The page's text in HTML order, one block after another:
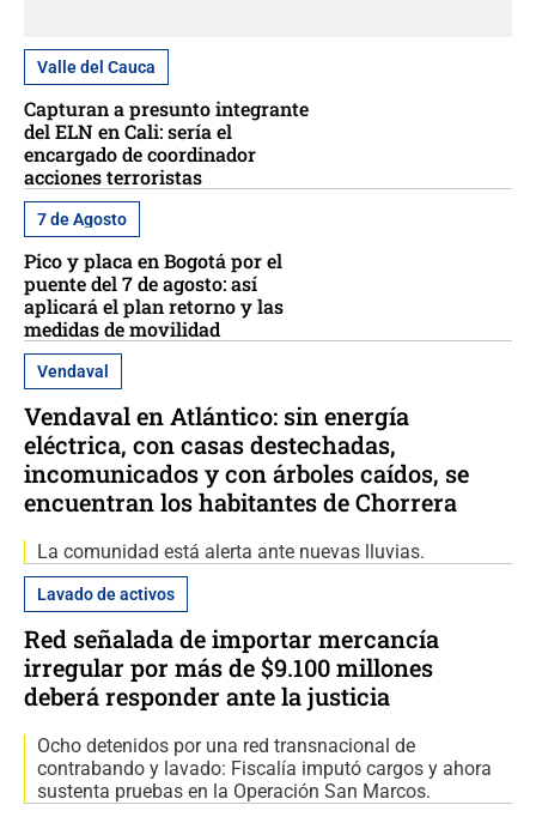
Valle del Cauca
Capturan a presunto integrante
del ELN en Cali: sería el
encargado de coordinador
acciones terroristas
7 de Agosto
Pico y placa en Bogotá por el
puente del 7 de agosto: así
aplicará el plan retorno y las
medidas de movilidad
Vendaval
Vendaval en Atlántico: sin energía
eléctrica, con casas destechadas,
incomunicados y con árboles caídos, se
encuentran los habitantes de Chorrera
La comunidad está alerta ante nuevas lluvias.
Lavado de activos
Red señalada de importar mercancía
irregular por más de $9.100 millones
deberá responder ante la justicia
Ocho detenidos por una red transnacional de
contrabando y lavado: Fiscalía imputó cargos y ahora
sustenta pruebas en la Operación San Marcos.